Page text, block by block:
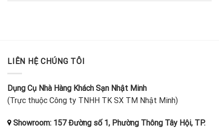
LIÊN HỆ CHÚNG TÔI
Dụng Cụ Nhà Hàng Khách Sạn Nhật Minh
(Trực thuộc Công ty TNHH TK SX TM Nhật Minh)
Showroom: 157 Đường số 1, Phường Thông Tây Hội, TP.